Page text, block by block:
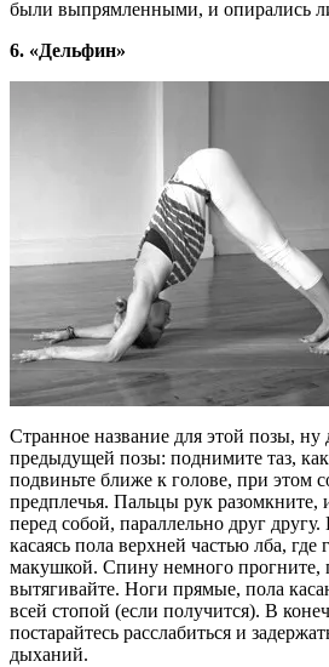
были выпрямленными, и опирались
6. «Дельфин»
Странное название для этой позы, ну
предыдущей позы: поднимите таз,
подвиньте ближе к голове, при этом
предплечья. Пальцы рук разомкните,
перед собой, параллельно друг другу.
касаясь пола верхней частью лба, где
макушкой. Спину немного прогните,
вытягивайте. Ноги прямые, пола
всей стопой (если получится). В
постарайтесь расслабиться и
дыханий.